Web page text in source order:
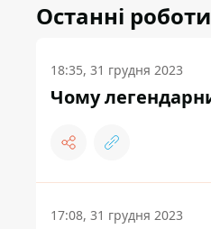
Останні
18:35, 31 грудня 2023
Чому
17:08, 31 грудня 2023